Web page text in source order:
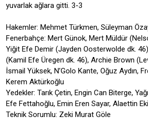
yuvarlak ağlara gitti. 3-3
Hakemler: Mehmet Türkmen, Süleyman
Fenerbahçe: Mert Günok, Mert Müldür
Yiğit Efe Demir (Jayden Oosterwolde dk.
(Kamil Efe Üregen dk. 46), Archie Brown
İsmail Yüksek, N’Golo Kante, Oğuz Aydın,
Kerem Aktürkoğlu
Yedekler: Tarık Çetin, Engin Can Biterge,
Efe Fettahoğlu, Emin Eren Sayar, Alaettin
Teknik Sorumlu: Zeki Murat Göle